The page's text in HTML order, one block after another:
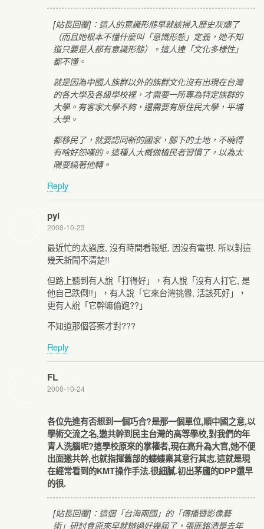
[站長回覆]：這人的意識形態早就該掃入歷史灰燼了
（而且她根本不懂什麼叫「意識形態」定義，她不知
道只要是人都有意識形態）。這人連「文化多樣性」
都不懂。
就是因為中國人族群以外的族群文化沒有出現在台灣
的各大學及各級學校裡，才需要一所專為特定族群的
大學。有客家大學不夠，還需要有原住民大學，平埔
大學。
都移民了，就要認同新的國家，腳下的土地，不曉得
有啥好怨嘆的。這種人大概做植民者習慣了，以為太
陽要繞著他轉。
Reply
pyl
2008-10-23
最近忙的太過度, 沒有時間看報紙, 因沒有電視, 所以對這
幾天新聞不清楚!!
但路上聽到有人說「打得好」，有人說「沒有人打它, 是
他自己跌倒!!」，有人說「它來台灣挑釁, 活該死好」，
更有人說「它幹嘛偷跑??」
不知道那個答案才對???
Reply
FL
2008-10-24
各位先進有否想到一個巧合?是那一個單位,順中國之意,以
學術交流之名,邀共幹到民主台灣的高等學校,對我們的年
青人洗腦呢?這學校原來的掌權者,現在高升為大官,她不便
出面邀共幹,也就指揮舊部的螻螻稟其意行其志.這就是現
在經常看到的KMT操作手法.很細膩.初出茅廬的DPP還早
的很.
[站長回覆]：這個「台海兩國」的「傳播暨影像藝
術」研討會原來早就辦過好幾屆了，張匪銘清是去年